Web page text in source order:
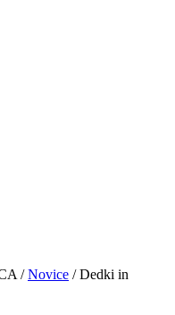
/Novice /Dedki in